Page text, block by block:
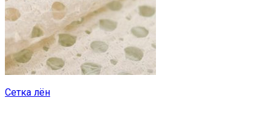
Сетка лён